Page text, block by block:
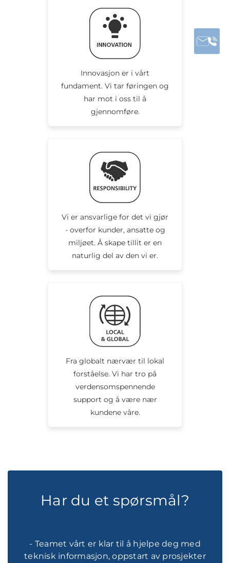
Innovasjon er i vårt
fundament. Vi tar føringen og
har mot i oss til å
gjennomføre.
Vi er ansvarlige for det vi gjør
- overfor kunder, ansatte og
miljøet. Å skape tillit er en
naturlig del av den vi er.
Fra globalt nærvær til lokal
forståelse. Vi har tro på
verdensomspennende
support og å være nær
kundene våre.
Har du et spørsmål?
- Teamet vårt er klar til å hjelpe deg med
teknisk informasjon, oppstart av prosjekter